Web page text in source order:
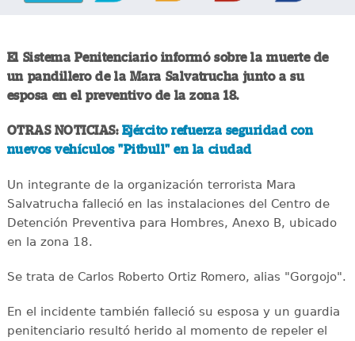
El Sistema Penitenciario informó sobre la muerte de
un pandillero de la Mara Salvatrucha junto a su
esposa en el preventivo de la zona 18.
OTRAS NOTICIAS: Ejército refuerza seguridad con
nuevos vehículos "Pitbull" en la ciudad
Un integrante de la organización terrorista Mara
Salvatrucha falleció en las instalaciones del Centro de
Detención Preventiva para Hombres, Anexo B, ubicado
en la zona 18.
Se trata de Carlos Roberto Ortiz Romero, alias "Gorgojo".
En el incidente también falleció su esposa y un guardia
penitenciario resultó herido al momento de repeler el